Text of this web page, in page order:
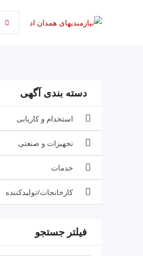
دسته بندی آگهی
استخدام و کاریابی
تجهیزات و صنعتی
خدمات
کارخانجات/تولیدکننده
فیلتر جستجو